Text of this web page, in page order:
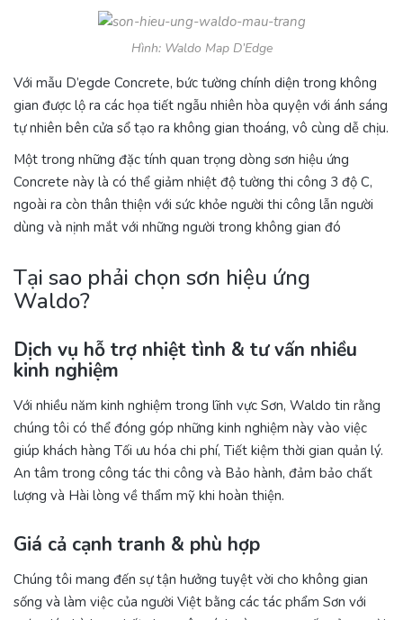
Hình: Waldo Map D’Edge
Với mẫu D’egde Concrete, bức tường chính diện trong không
gian được lộ ra các họa tiết ngẫu nhiên hòa quyện với ánh sáng
tự nhiên bên cửa sổ tạo ra không gian thoáng, vô cùng dễ chịu.
Một trong những đặc tính quan trọng dòng sơn hiệu ứng
Concrete này là có thể giảm nhiệt độ tường thi công 3 độ C,
ngoài ra còn thân thiện với sức khỏe người thi công lẫn người
dùng và nịnh mắt với những người trong không gian đó
Tại sao phải chọn sơn hiệu ứng
Waldo?
Dịch vụ hỗ trợ nhiệt tình & tư vấn nhiều
kinh nghiệm
Với nhiều năm kinh nghiệm trong lĩnh vực Sơn, Waldo tin rằng
chúng tôi có thể đóng góp những kinh nghiệm này vào việc
giúp khách hàng Tối ưu hóa chi phí, Tiết kiệm thời gian quản lý.
An tâm trong công tác thi công và Bảo hành, đảm bảo chất
lượng và Hài lòng về thẩm mỹ khi hoàn thiện.
Giá cả cạnh tranh & phù hợp
Chúng tôi mang đến sự tận hưởng tuyệt vời cho không gian
sống và làm việc của người Việt bằng các tác phẩm Sơn với